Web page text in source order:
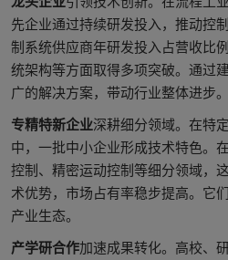
先企业通过持续研发投入，推动控
制系统供应商年研发投入占营收比
统架构等方面取得多项突破。通过
广的解决方案，带动行业整体进步。
专精特新企业深耕细分领域。在特
中，一批中小企业形成技术特色。
控制、精密运动控制等细分领域，
术优势，市场占有率稳步提高。它
产业生态。
产学研合作加速成果转化。高校、